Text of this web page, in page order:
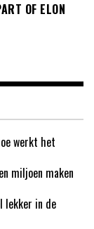
OF ELON
werkt het
miljoen maken
lekker in de